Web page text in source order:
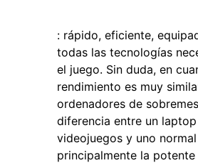
: rápido, eficiente,
todas las tecnologías
el juego. Sin duda, en
rendimiento es muy
ordenadores de
diferencia entre un
videojuegos y uno
principalmente la potente